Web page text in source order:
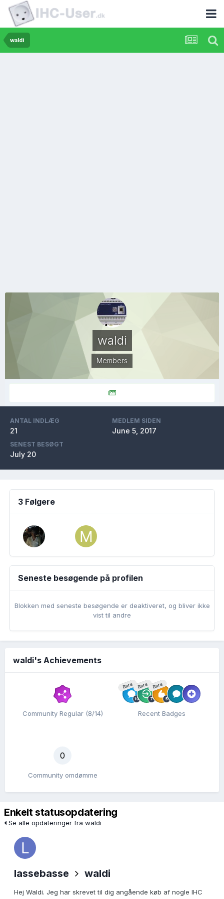
waldi
waldi
Members
ANTAL INDLÆG
21
MEDLEM SIDEN
June 5, 2017
SENEST BESØGT
July 20
3 Følgere
Seneste besøgende på profilen
Blokken med seneste besøgende er deaktiveret, og bliver ikke
vist til andre
waldi's Achievements
Community Regular (8/14)
Rare Rare Rare
Recent Badges
0
Community omdømme
Enkelt statusopdatering
Se alle opdateringer fra waldi
lassebasse waldi
Hej Waldi. Jeg har skrevet til dig angående køb af nogle IHC